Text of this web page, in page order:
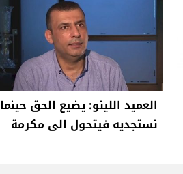
العميد اللينو: يضيع الحق حينما
نستجديه فيتحول الى مكرمة